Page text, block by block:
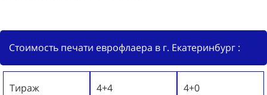
Стоимость печати еврофлаера в г. Екатеринбург :
Тираж 4+4 4+0